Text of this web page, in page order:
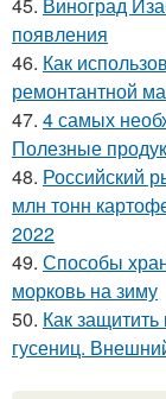
появления
46. Как
ремонтантной
47. 4 самых
Полезные
48. Российский
млн тонн
2022
49. Способы
морковь на зиму
50. Как защитить
гусениц.